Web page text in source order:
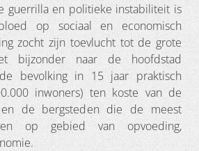
guerrilla en politieke instabiliteit is
op sociaal en economisch
zocht zijn toevlucht tot de grote
bijzonder naar de hoofdstad
bevolking in 15 jaar praktisch
inwoners) ten koste van de
en de bergsteden die de meest
op gebied van opvoeding,